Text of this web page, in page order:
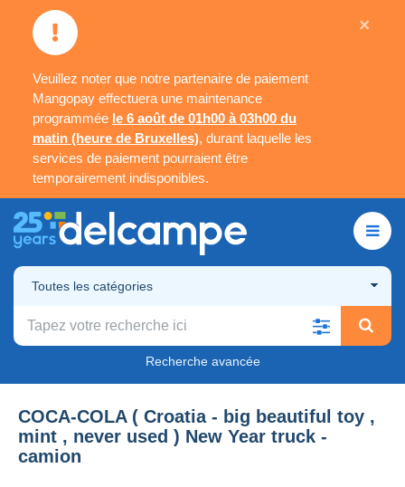
Veuillez noter que notre partenaire de paiement
Mangopay effectuera une maintenance
programmée le 6 août de 01h00 à 03h00 du
matin (heure de Bruxelles), durant laquelle les
services de paiement pourraient être
temporairement indisponibles.
×
Toutes les catégories
Recherche avancée
COCA-COLA ( Croatia - big beautiful toy ,
mint , never used ) New Year truck -
camion